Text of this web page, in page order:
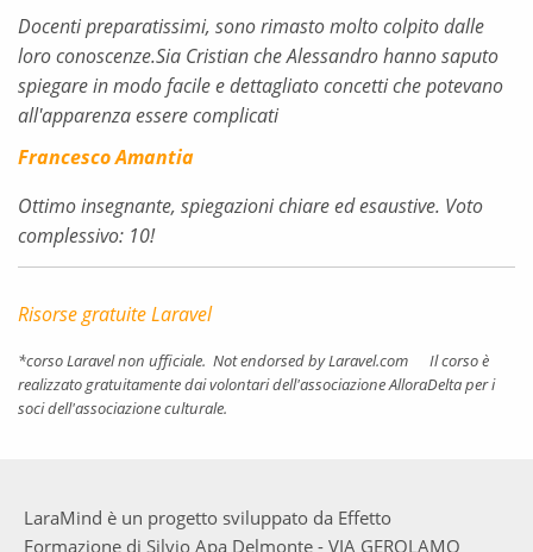
Docenti preparatissimi, sono rimasto molto colpito dalle
loro conoscenze.Sia Cristian che Alessandro hanno saputo
spiegare in modo facile e dettagliato concetti che potevano
all'apparenza essere complicati
Francesco Amantia
Ottimo insegnante, spiegazioni chiare ed esaustive. Voto
complessivo: 10!
Risorse gratuite Laravel
*corso Laravel non ufficiale. Not endorsed by Laravel.com Il corso è
realizzato gratuitamente dai volontari dell'associazione AlloraDelta per i
soci dell'associazione culturale.
LaraMind è un progetto sviluppato da Effetto
Formazione di Silvio Apa Delmonte - VIA GEROLAMO